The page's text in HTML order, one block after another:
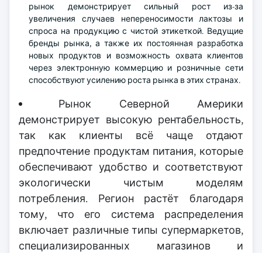
рынок демонстрирует сильный рост из-за
увеличения случаев непереносимости лактозы и
спроса на продукцию с чистой этикеткой. Ведущие
бренды рынка, а также их постоянная разработка
новых продуктов и возможность охвата клиентов
через электронную коммерцию и розничные сети
способствуют усилению роста рынка в этих странах.
Рынок Северной Америки
демонстрирует высокую рентабельность,
так как клиенты всё чаще отдают
предпочтение продуктам питания, которые
обеспечивают удобство и соответствуют
экологически чистым моделям
потребления. Регион растёт благодаря
тому, что его система распределения
включает различные типы супермаркетов,
специализированных магазинов и